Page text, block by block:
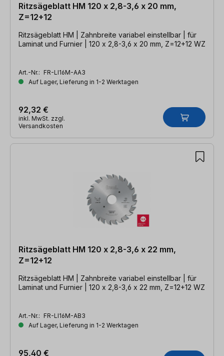
Ritzsägeblatt HM 120 x 2,8-3,6 x 20 mm,
Z=12+12
Ritzsägeblatt HM | Zahnbreite variabel einstellbar | für
Laminat und Furnier | 120 x 2,8-3,6 x 20 mm, Z=12+12 WZ
Art.-Nr.: FR-LI16M-AA3
Auf Lager, Lieferung in 1-2 Werktagen
92,32 €
inkl. MwSt. zzgl.
Versandkosten
Ritzsägeblatt HM 120 x 2,8-3,6 x 22 mm,
Z=12+12
Ritzsägeblatt HM | Zahnbreite variabel einstellbar | für
Laminat und Furnier | 120 x 2,8-3,6 x 22 mm, Z=12+12 WZ
Art.-Nr.: FR-LI16M-AB3
Auf Lager, Lieferung in 1-2 Werktagen
95,40 €